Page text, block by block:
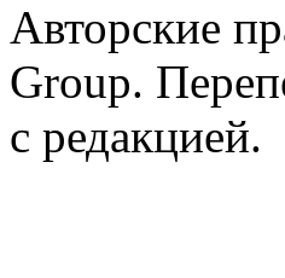
Авторские
Group.
с редакцией.